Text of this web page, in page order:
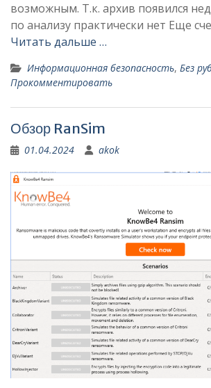
возможным. Т.к. архив появился
по анализу практически нет Еще
Читать дальше …
Информационная безопасность, Без
Прокомментировать
Обзор RanSim
01.04.2024 akok